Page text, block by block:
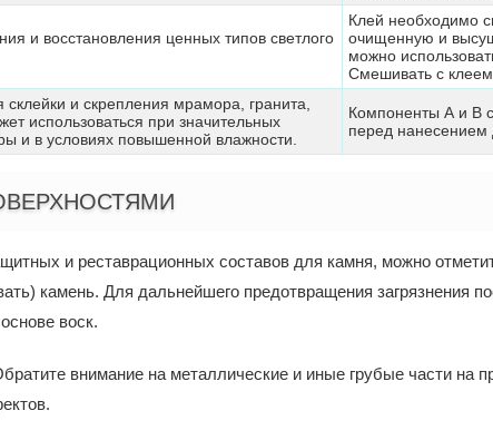
и восстановления ценных типов светлого
Клей необходимо
очищенную и
можно
Смешивать с
и скрепления мрамора, гранита,
использоваться при значительных
и в условиях повышенной влажности.
Компоненты А и В
перед нанесением
и реставрационных составов для камня, можно
камень. Для дальнейшего предотвращения загрязнения
воск.
внимание на металлические и иные грубые части на